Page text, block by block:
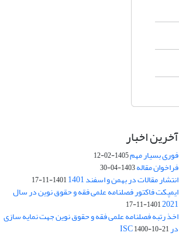
آخرین اخبار
فوری بسیار مهم1405-02-12
فراخوان مقاله1403-04-30
انتشار مقالات در بهمن و اسفند 1401 1401-11-17
ایمپکت فاکتور فصلنامه علمی فقه و حقوق نوین در سال
2021
1401-11-17
اخذ رتبه فصلنامه علمی فقه و حقوق نوین جهت نمایه سازی
در ISC1400-10-21